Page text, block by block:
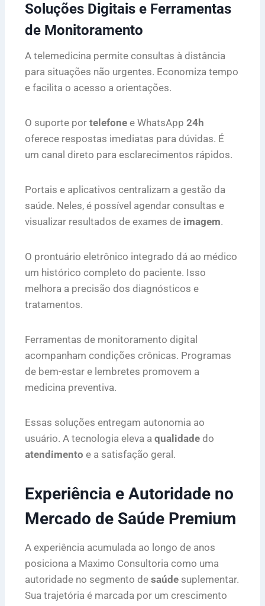
Soluções Digitais e Ferramentas
de Monitoramento
A telemedicina permite consultas à distância
para situações não urgentes. Economiza tempo
e facilita o acesso a orientações.
O suporte por telefone e WhatsApp 24h
oferece respostas imediatas para dúvidas. É
um canal direto para esclarecimentos rápidos.
Portais e aplicativos centralizam a gestão da
saúde. Neles, é possível agendar consultas e
visualizar resultados de exames de imagem.
O prontuário eletrônico integrado dá ao médico
um histórico completo do paciente. Isso
melhora a precisão dos diagnósticos e
tratamentos.
Ferramentas de monitoramento digital
acompanham condições crônicas. Programas
de bem-estar e lembretes promovem a
medicina preventiva.
Essas soluções entregam autonomia ao
usuário. A tecnologia eleva a qualidade do
atendimento e a satisfação geral.
Experiência e Autoridade no
Mercado de Saúde Premium
A experiência acumulada ao longo de anos
posiciona a Maximo Consultoria como uma
autoridade no segmento de saúde suplementar.
Sua trajetória é marcada por um crescimento